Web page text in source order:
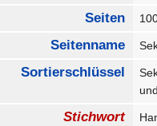
Seiten
Seitenname
Sortierschlüssel
Stichwort